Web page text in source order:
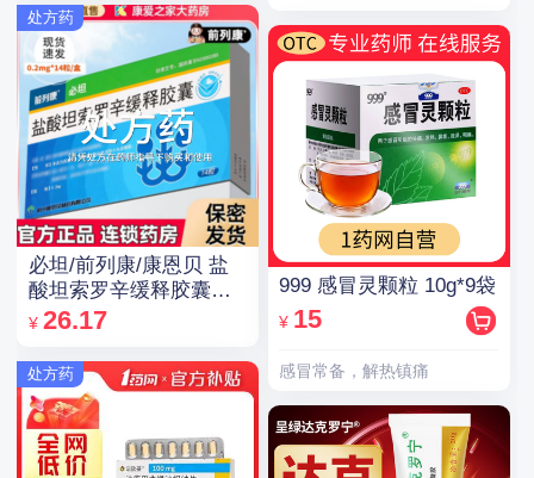
处方药
必坦/前列康/康恩贝 盐
酸坦索罗辛缓释胶囊
0.2mg*14粒/盒
¥ 26.17
处方药
999 感冒灵颗粒 10g*9袋
¥ 15
感冒常备，解热镇痛